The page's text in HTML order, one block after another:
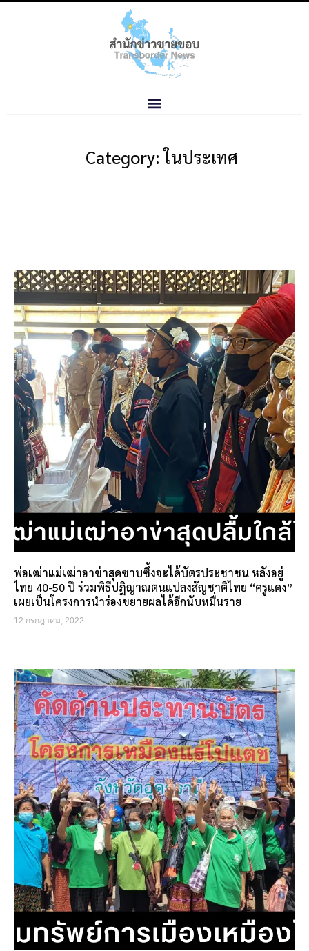
Category: ในประเทศ
พ่อเฒ่าแม่เฒ่าอาข่าสุดซาบซึ้งจะได้บัตรประชาชน หลังอยู่
ไทย 40-50 ปี ร่วมพิธีปฎิญาณตนแปลงสัญชาติไทย “ครูแดง”
เผยเป็นโครงการนำร่องขยายผลได้อีกนับหมื่นราย
12 กรกฎาคม, 2022